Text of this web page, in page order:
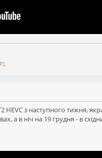
HEVC з наступного тижня,
а в ніч на 19 грудня - в